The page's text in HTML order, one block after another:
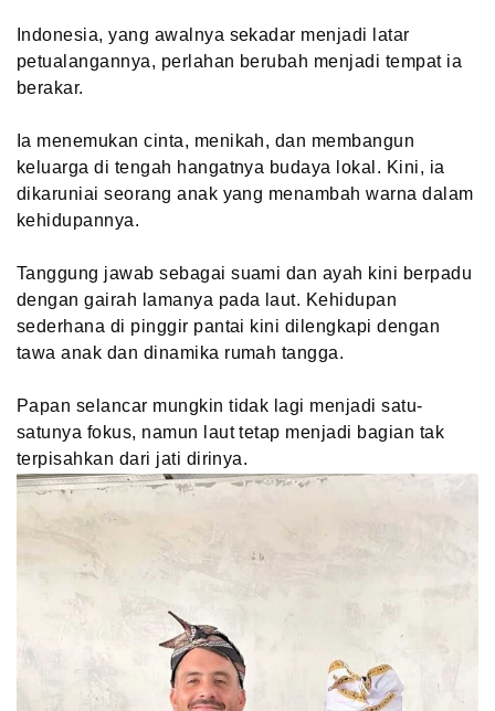
Indonesia, yang awalnya sekadar menjadi latar
petualangannya, perlahan berubah menjadi tempat ia
berakar.
Ia menemukan cinta, menikah, dan membangun
keluarga di tengah hangatnya budaya lokal. Kini, ia
dikaruniai seorang anak yang menambah warna dalam
kehidupannya.
Tanggung jawab sebagai suami dan ayah kini berpadu
dengan gairah lamanya pada laut. Kehidupan
sederhana di pinggir pantai kini dilengkapi dengan
tawa anak dan dinamika rumah tangga.
Papan selancar mungkin tidak lagi menjadi satu-
satunya fokus, namun laut tetap menjadi bagian tak
terpisahkan dari jati dirinya.